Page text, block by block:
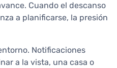
Cuando el descanso
a planificarse, la presión
Notificaciones
a la vista, una casa o